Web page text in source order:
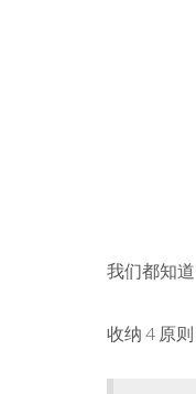
我们都知道
收纳 4 原则